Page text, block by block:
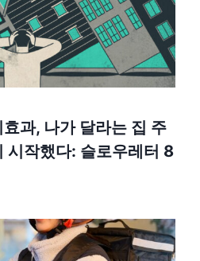
과, 나가 달라는 집 주
시작했다: 슬로우레터 8